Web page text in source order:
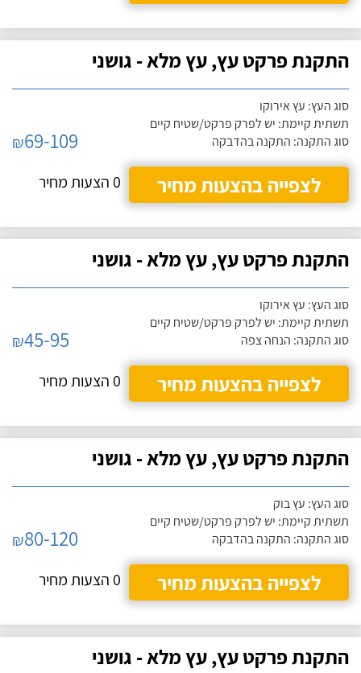
התקנת פרקט עץ, עץ מלא - גושני
סוג העץ: עץ אירוקו
תשתית קיימת: יש לפרק פרקט/שטיח קיים
סוג התקנה: התקנה בהדבקה
₪69-109
לצפייה בהצעות מחיר
0 הצעות מחיר
התקנת פרקט עץ, עץ מלא - גושני
סוג העץ: עץ אירוקו
תשתית קיימת: יש לפרק פרקט/שטיח קיים
סוג התקנה: הנחה צפה
₪45-95
לצפייה בהצעות מחיר
0 הצעות מחיר
התקנת פרקט עץ, עץ מלא - גושני
סוג העץ: עץ בוק
תשתית קיימת: יש לפרק פרקט/שטיח קיים
סוג התקנה: התקנה בהדבקה
₪80-120
לצפייה בהצעות מחיר
0 הצעות מחיר
התקנת פרקט עץ, עץ מלא - גושני